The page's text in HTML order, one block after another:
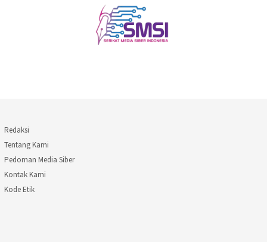
Redaksi
Tentang Kami
Pedoman Media Siber
Kontak Kami
Kode Etik